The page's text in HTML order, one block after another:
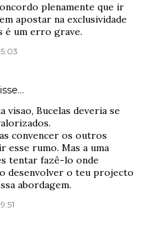
plenamente que ir
apostar na exclusividade
é um erro grave.
visao, Bucelas deveria se
convencer os outros
esse rumo. Mas a uma
tentar fazê-lo onde
desenvolver o teu projecto
abordagem.